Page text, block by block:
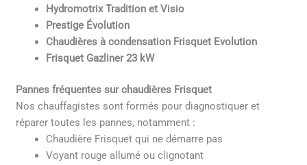
Hydromotrix Tradition et Visio
Prestige Évolution
Chaudières à condensation Frisquet Evolution
Frisquet Gazliner 23 kW
Pannes fréquentes sur chaudières Frisquet
Nos chauffagistes sont formés pour diagnostiquer et
réparer toutes les pannes, notamment :
Chaudière Frisquet qui ne démarre pas
Voyant rouge allumé ou clignotant